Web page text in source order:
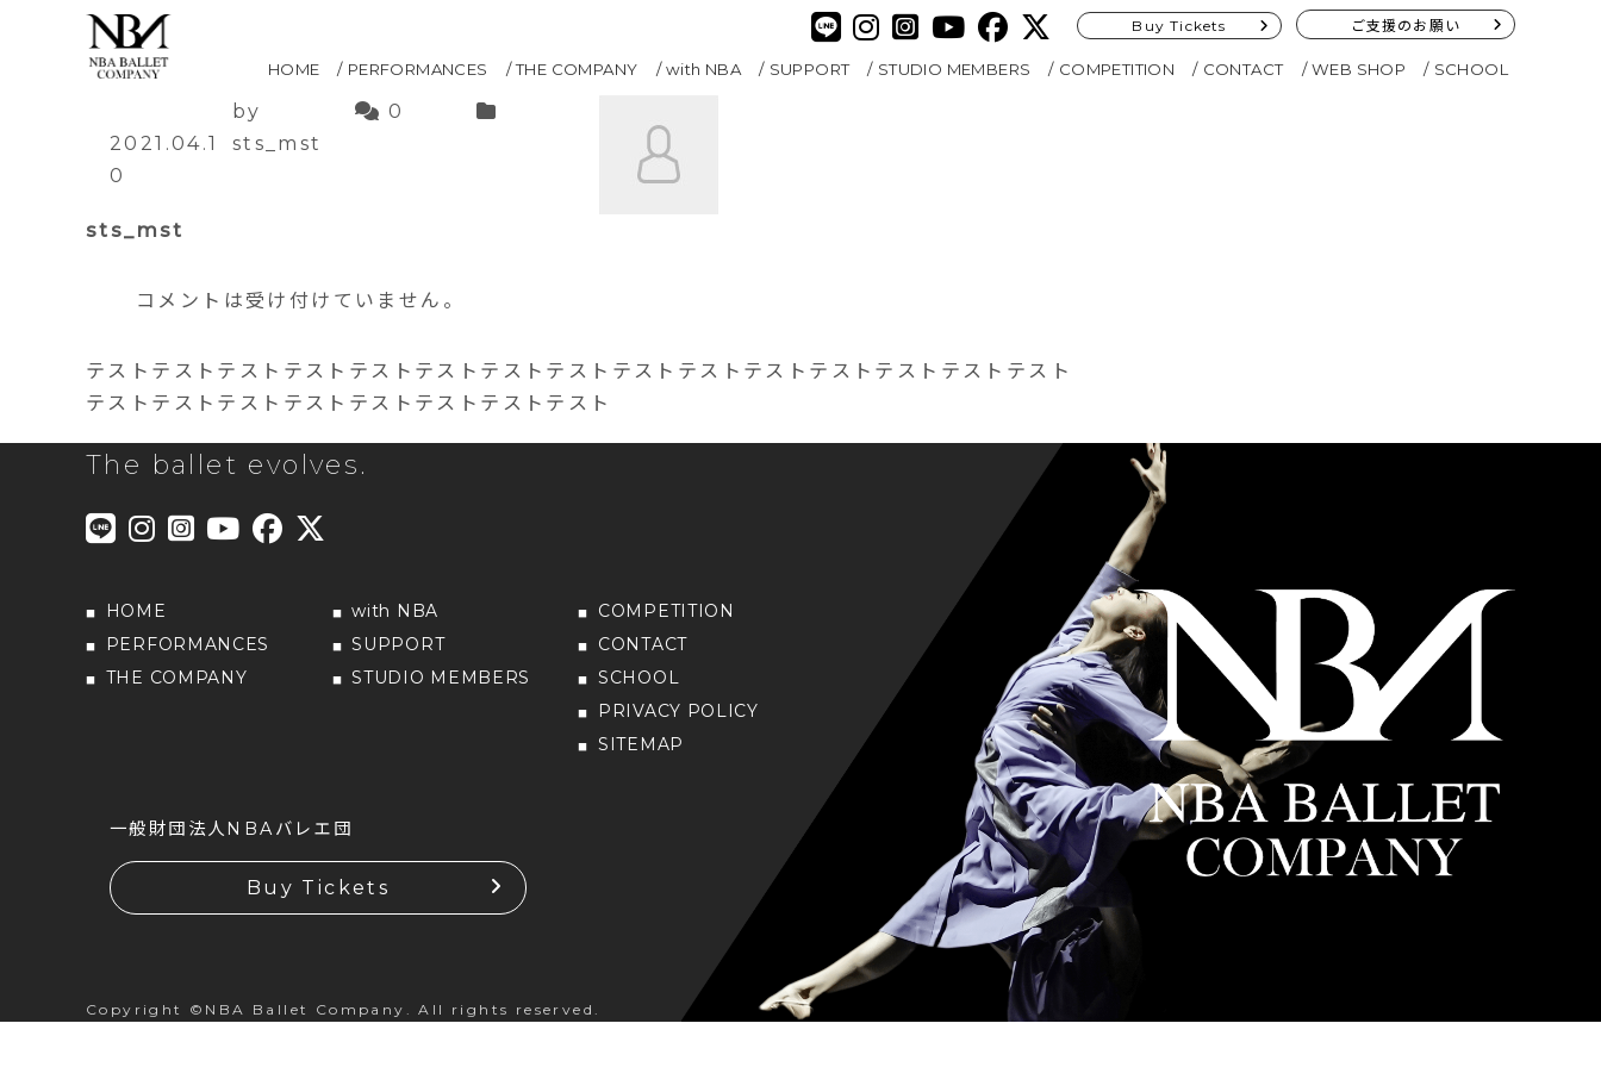
Buy Tickets ご支援のお願い
HOME PERFORMANCES THE COMPANY with NBA SUPPORT STUDIO MEMBERS COMPETITION CONTACT WEB SHOP SCHOOL
Shron Wehner
2021.04.1
0
by
sts_mst
0
sts_mst
コメントは受け付けていません。
テストテストテストテストテストテストテストテストテストテストテストテストテストテストテスト
テストテストテストテストテストテストテストテスト
The ballet evolves.
HOME
PERFORMANCES
THE COMPANY
with NBA
SUPPORT
STUDIO MEMBERS
COMPETITION
CONTACT
SCHOOL
PRIVACY POLICY
SITEMAP
一般財団法人NBAバレエ団
Buy Tickets
Copyright ©NBA Ballet Company. All rights reserved.